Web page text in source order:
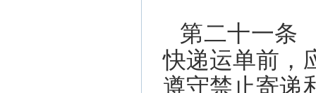
第二十一条
快递运单前，
遵守禁止寄递